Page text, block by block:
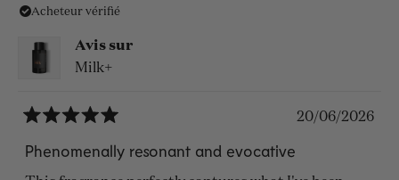
Acheteur vérifié
Avis sur
Milk+
5
sur
5
20/06/2026
Phenomenally resonant and evocative